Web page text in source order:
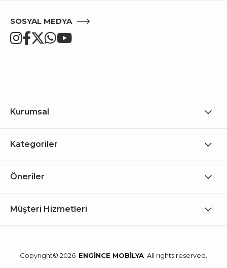
SOSYAL MEDYA
Kurumsal
Kategoriler
Öneriler
Müşteri Hizmetleri
Copyright© 2026 ENGİNCE MOBİLYA All rights reserved.